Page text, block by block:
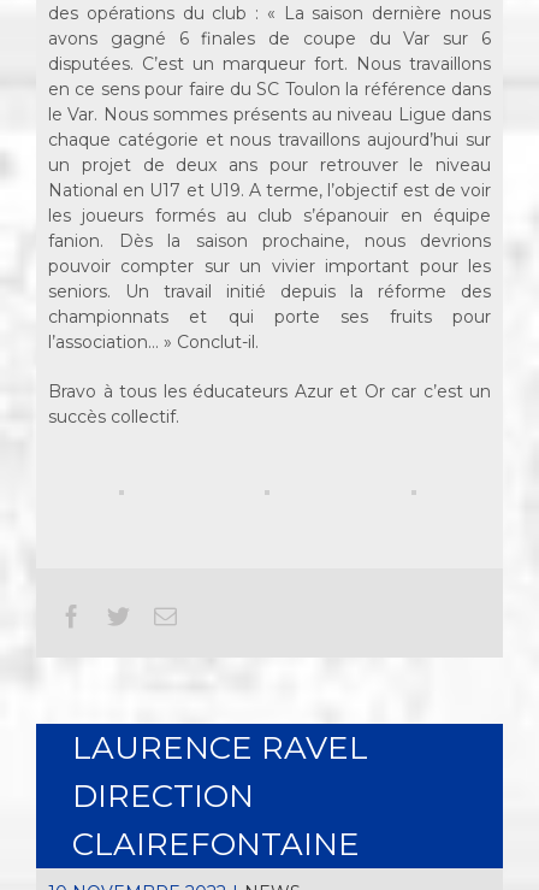
des opérations du club : « La saison dernière nous
avons gagné 6 finales de coupe du Var sur 6
disputées. C’est un marqueur fort. Nous travaillons
en ce sens pour faire du SC Toulon la référence dans
le Var. Nous sommes présents au niveau Ligue dans
chaque catégorie et nous travaillons aujourd’hui sur
un projet de deux ans pour retrouver le niveau
National en U17 et U19. A terme, l’objectif est de voir
les joueurs formés au club s’épanouir en équipe
fanion. Dès la saison prochaine, nous devrions
pouvoir compter sur un vivier important pour les
seniors. Un travail initié depuis la réforme des
championnats et qui porte ses fruits pour
l’association… » Conclut-il.
Bravo à tous les éducateurs Azur et Or car c’est un
succès collectif.
Facebook
TwitterEmail
LAURENCE RAVEL
DIRECTION
CLAIREFONTAINE